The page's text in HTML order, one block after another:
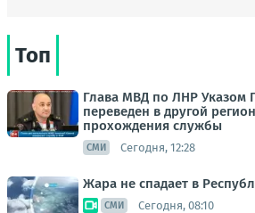
Топ
Глава МВД по ЛНР Указом
переведен в другой
прохождения службы
СМИ Сегодня, 12:28
Жара не спадает в
СМИ Сегодня, 08:10